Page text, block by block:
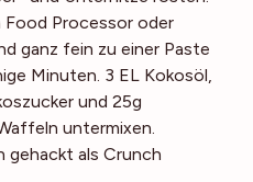
Food Processor oder
ganz fein zu einer Paste
Minuten. 3 EL Kokosöl,
und 25g
untermixen.
gehackt als Crunch